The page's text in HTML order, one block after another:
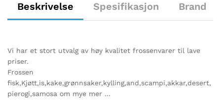
Beskrivelse Spesifikasjon Brand
Vi har et stort utvalg av høy kvalitet frossenvarer til lave
priser.
Frossen
fisk,Kjøtt,is,kake,grønnsaker,kylling,and,scampi,akkar,desert,
pierogi,samosa om mye mer …